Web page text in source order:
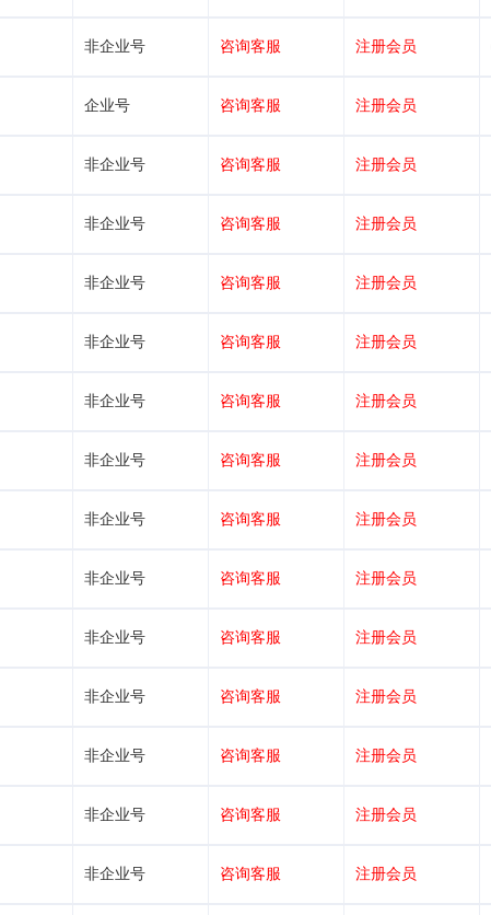
非企业号 咨询客服 注册会员
企业号 咨询客服 注册会员
非企业号 咨询客服 注册会员
非企业号 咨询客服 注册会员
非企业号 咨询客服 注册会员
非企业号 咨询客服 注册会员
非企业号 咨询客服 注册会员
非企业号 咨询客服 注册会员
非企业号 咨询客服 注册会员
非企业号 咨询客服 注册会员
非企业号 咨询客服 注册会员
非企业号 咨询客服 注册会员
非企业号 咨询客服 注册会员
非企业号 咨询客服 注册会员
非企业号 咨询客服 注册会员